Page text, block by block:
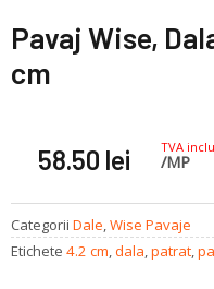
Pavaj Wise,
cm
58.50 lei TVA
/MP
Categorii Dale,Wise Pavaje
Etichete 4.2 cm,dala,patrat,